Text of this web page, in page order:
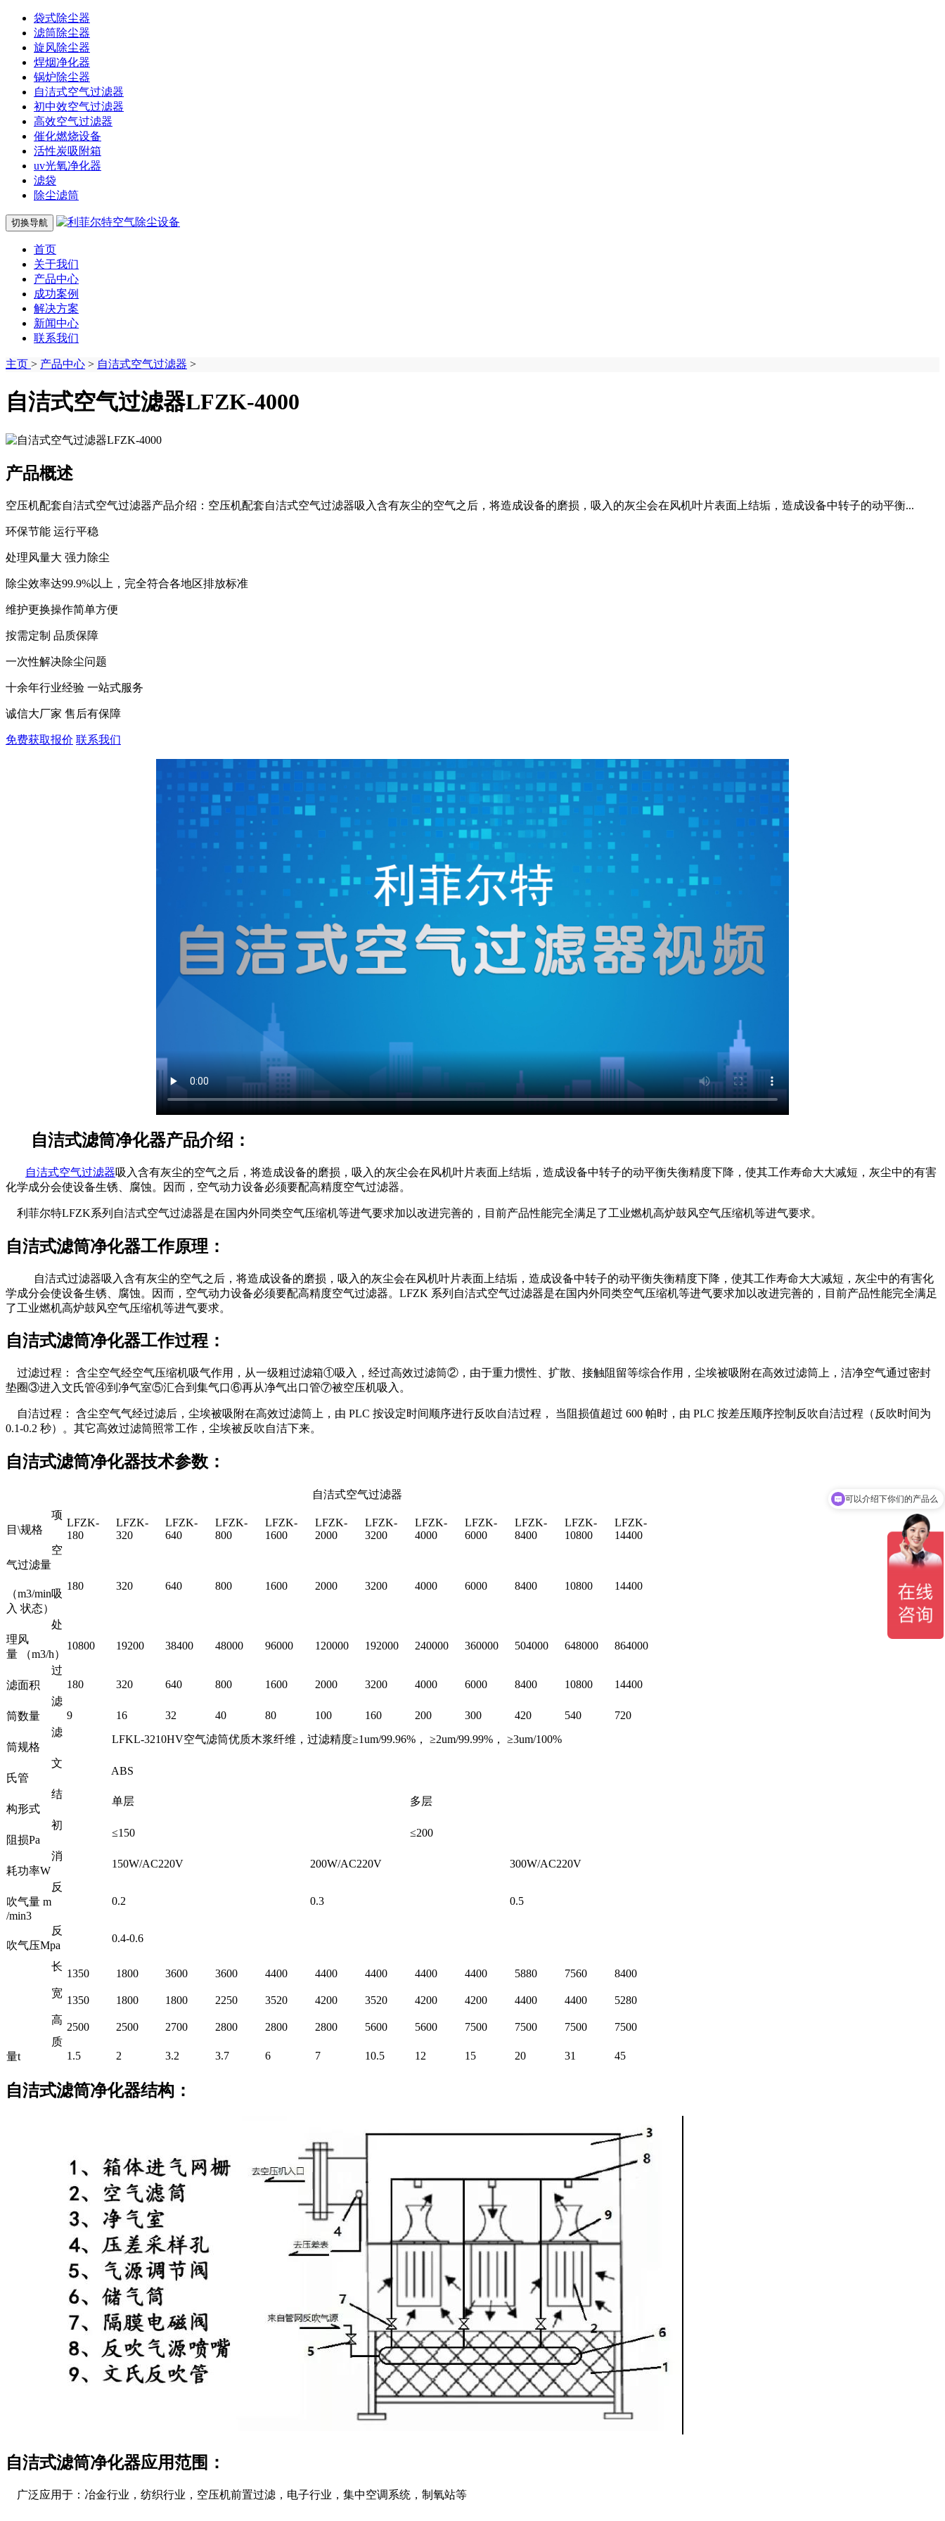
袋式除尘器
滤筒除尘器
旋风除尘器
焊烟净化器
锅炉除尘器
自洁式空气过滤器
初中效空气过滤器
高效空气过滤器
催化燃烧设备
活性炭吸附箱
uv光氧净化器
滤袋
除尘滤筒
切换导航
首页
关于我们
产品中心
成功案例
解决方案
新闻中心
联系我们
主页 > 产品中心 > 自洁式空气过滤器 >
自洁式空气过滤器LFZK-4000
产品概述
空压机配套自洁式空气过滤器产品介绍：空压机配套自洁式空气过滤器吸入含有灰尘的空气之后，将造成设备的磨损，吸入的灰尘会在风机叶片表面上结垢，造成设备中转子的动平衡...
环保节能 运行平稳
处理风量大 强力除尘
除尘效率达99.9%以上，完全符合各地区排放标准
维护更换操作简单方便
按需定制 品质保障
一次性解决除尘问题
十余年行业经验 一站式服务
诚信大厂家 售后有保障
免费获取报价 联系我们
自洁式滤筒净化器产品介绍：
自洁式空气过滤器吸入含有灰尘的空气之后，将造成设备的磨损，吸入的灰尘会在风机叶片表面上结垢，造成设备中转子的动平衡失衡精度下降，使其工作寿命大大减短，灰尘中的有害
化学成分会使设备生锈、腐蚀。因而，空气动力设备必须要配高精度空气过滤器。
利菲尔特LFZK系列自洁式空气过滤器是在国内外同类空气压缩机等进气要求加以改进完善的，目前产品性能完全满足了工业燃机高炉鼓风空气压缩机等进气要求。
自洁式滤筒净化器工作原理：
自洁式过滤器吸入含有灰尘的空气之后，将造成设备的磨损，吸入的灰尘会在风机叶片表面上结垢，造成设备中转子的动平衡失衡精度下降，使其工作寿命大大减短，灰尘中的有害化
学成分会使设备生锈、腐蚀。因而，空气动力设备必须要配高精度空气过滤器。LFZK 系列自洁式空气过滤器是在国内外同类空气压缩机等进气要求加以改进完善的，目前产品性能完全满足
了工业燃机高炉鼓风空气压缩机等进气要求。
自洁式滤筒净化器工作过程：
过滤过程： 含尘空气经空气压缩机吸气作用，从一级粗过滤箱①吸入，经过高效过滤筒②，由于重力惯性、扩散、接触阻留等综合作用，尘埃被吸附在高效过滤筒上，洁净空气通过密封
垫圈③进入文氏管④到净气室⑤汇合到集气口⑥再从净气出口管⑦被空压机吸入。
自洁过程： 含尘空气气经过滤后，尘埃被吸附在高效过滤筒上，由 PLC 按设定时间顺序进行反吹自洁过程， 当阻损值超过 600 帕时，由 PLC 按差压顺序控制反吹自洁过程（反吹时间为
0.1-0.2 秒）。其它高效过滤筒照常工作，尘埃被反吹自洁下来。
自洁式滤筒净化器技术参数：
自洁式空气过滤器
项
目\规格
LFZK-
180
LFZK-
320
LFZK-
640
LFZK-
800
LFZK-
1600
LFZK-
2000
LFZK-
3200
LFZK-
4000
LFZK-
6000
LFZK-
8400
LFZK-
10800
LFZK-
14400
空
气过滤量
180
320 640 800 1600 2000 3200 4000 6000 8400 10800 14400
（m3/min吸
入 状态）
处
理风
量 （m3/h）
10800 19200 38400 48000 96000 120000 192000 240000 360000 504000 648000 864000
过
滤面积
180 320 640 800 1600 2000 3200 4000 6000 8400 10800
14400
滤
筒数量
9 16 32 40 80 100 160 200 300 420 540
720
滤
筒规格
LFKL-3210HV空气滤筒优质木浆纤维，过滤精度≥1um/99.96%， ≥2um/99.99%， ≥3um/100%
文
氏管
ABS
结
构形式
单层
多层
初
阻损Pa
≤150
≤200
消
耗功率W
150W/AC220V 200W/AC220V
300W/AC220V
反
吹气量 m
/min3
0.2 0.3 0.5
反
吹气压Mpa
0.4-0.6
长
1350 1800 3600 3600 4400 4400 4400 4400 4400 5880 7560
8400
宽
1350 1800 1800 2250 3520 4200 3520 4200 4200 4400 4400
5280
高
2500 2500 2700 2800 2800 2800 5600 5600 7500 7500 7500
7500
质
量t
1.5 2 3.2 3.7 6 7 10.5 12 15 20 31 45
自洁式滤筒净化器结构：
自洁式滤筒净化器应用范围：
广泛应用于：冶金行业，纺织行业，空压机前置过滤，电子行业，集中空调系统，制氧站等
可以介绍下你们的产品么